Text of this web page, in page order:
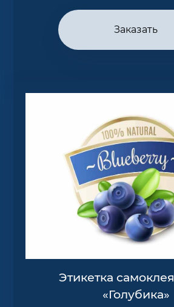
Заказать
Этикетка
«Голубика»